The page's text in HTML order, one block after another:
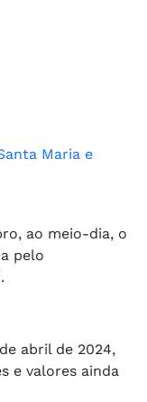
Maria e
ao meio-dia, o
pelo
.
abril de 2024,
e valores ainda